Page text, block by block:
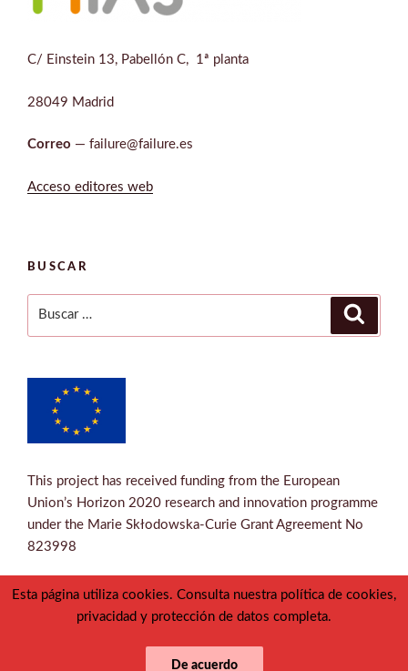
C/ Einstein 13, Pabellón C, 1ª planta
28049 Madrid
Correo — failure@failure.es
Acceso editores web
BUSCAR
This project has received funding from the European
Union’s Horizon 2020 research and innovation programme
under the Marie Skłodowska-Curie Grant Agreement No
823998
Esta página utiliza cookies. Consulta nuestra política de cookies,
privacidad y protección de datos completa.
De acuerdo